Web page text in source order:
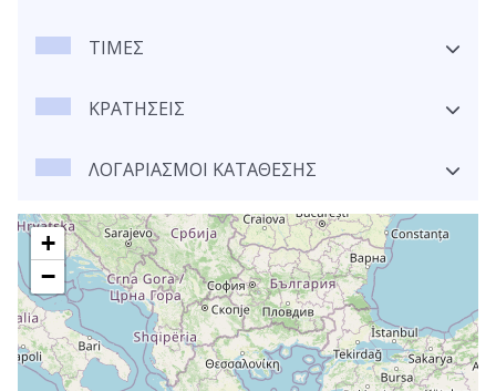
ΤΙΜΕΣ
ΚΡΑΤΗΣΕΙΣ
ΛΟΓΑΡΙΑΣΜΟΙ ΚΑΤΑΘΕΣΗΣ
+
−